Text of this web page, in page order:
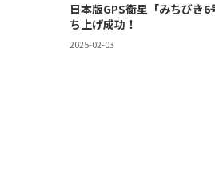
日本版GPS衛星「みちびき6
ち上げ成功！
2025-02-03